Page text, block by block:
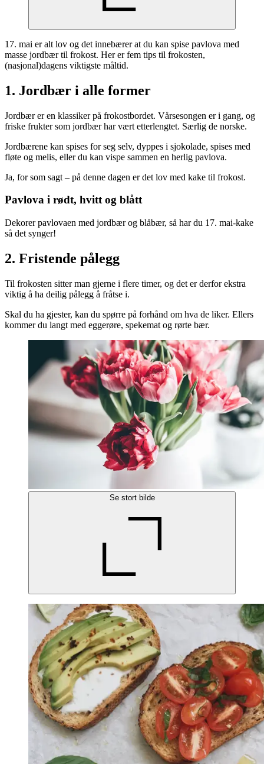
17. mai er alt lov og det innebærer at du kan spise pavlova med
masse jordbær til frokost. Her er fem tips til frokosten,
(nasjonal)dagens viktigste måltid.
1. Jordbær i alle former
Jordbær er en klassiker på frokostbordet. Vårsesongen er i gang, og
friske frukter som jordbær har vært etterlengtet. Særlig de norske.
Jordbærene kan spises for seg selv, dyppes i sjokolade, spises med
fløte og melis, eller du kan vispe sammen en herlig pavlova.
Ja, for som sagt – på denne dagen er det lov med kake til frokost.
Pavlova i rødt, hvitt og blått
Dekorer pavlovaen med jordbær og blåbær, så har du 17. mai-kake
så det synger!
2. Fristende pålegg
Til frokosten sitter man gjerne i flere timer, og det er derfor ekstra
viktig å ha deilig pålegg å fråtse i.
Skal du ha gjester, kan du spørre på forhånd om hva de liker. Ellers
kommer du langt med eggerøre, spekemat og rørte bær.
Se stort bilde